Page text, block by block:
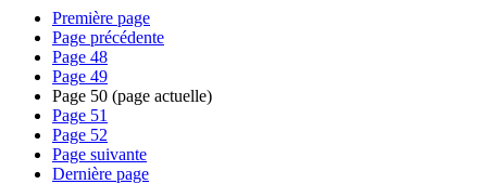
Première page
Page précédente
Page 48
Page 49
Page 50 (page actuelle)
Page 51
Page 52
Page suivante
Dernière page